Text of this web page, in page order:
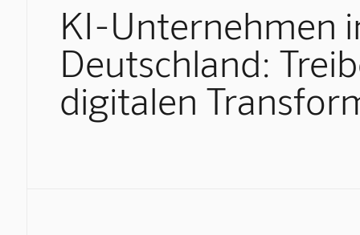
KI-Unternehmen
Deutschland:
digitalen